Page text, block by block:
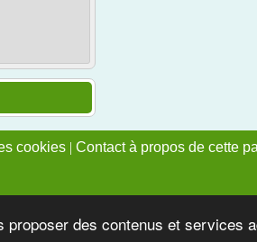
des contenus et services
cookies | Contact à propos de cette